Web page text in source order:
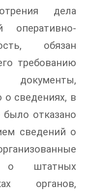
дела
оперативно-
обязан
требованию
документы,
сведениях, в
отказано
сведений о
о штатных
органов,